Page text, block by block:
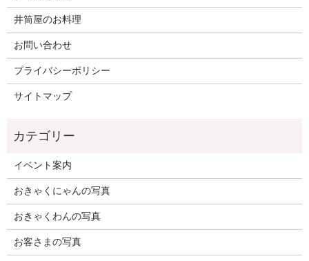
井筒屋のお料理
お問い合わせ
プライバシーポリシー
サイトマップ
イベント案内
おきゃくにゃんの写真
おきゃくわんの写真
お客さまの写真